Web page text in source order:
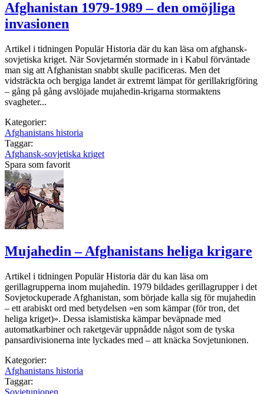
Afghanistan 1979-1989 – den omöjliga
invasionen
Artikel i tidningen Populär Historia där du kan läsa om afghansk-
sovjetiska kriget. När Sovjetarmén stormade in i Kabul förväntade
man sig att Afghanistan snabbt skulle paci­ficeras. Men det
vidsträckta och bergiga landet är extremt lämpat för gerilla­krigföring
– gång på gång avslöjade mujahedin-krigarna stormaktens
svagheter...
Kategorier:
Afghanistans historia
Taggar:
Afghansk-sovjetiska kriget
Spara som favorit
Mujahedin – Afghanistans heliga krigare
Artikel i tidningen Populär Historia där du kan läsa om
gerillagrupperna inom mujahedin. 1979 bildades gerillagrupper i det
Sovjetockuperade Afghanistan, som började kalla sig för mujahedin
– ett arabiskt ord med betydelsen »en som kämpar (för tron, det
heliga kriget)». Dessa islamistiska kämpar beväpnade med
automatkarbiner och raketgevär uppnådde något som de tyska
pansardivisionerna inte lyckades med – att knäcka Sovjetunionen.
Kategorier:
Afghanistans historia
Taggar:
Sovjetunionen